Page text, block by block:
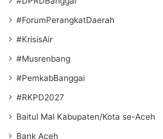
#ForumPerangkatDaerah
#KrisisAir
#Musrenbang
#PemkabBanggai
#RKPD2027
Baitul Mal Kabupaten/Kota se-Aceh
Bank Aceh